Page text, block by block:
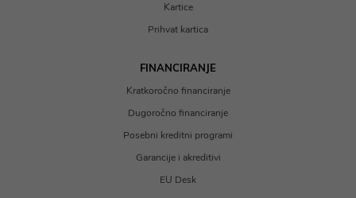
Kartice
Prihvat kartica
FINANCIRANJE
Kratkoročno financiranje
Dugoročno financiranje
Posebni kreditni programi
Garancije i akreditivi
EU Desk